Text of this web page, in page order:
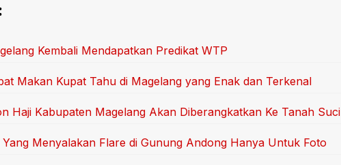
Kembali Mendapatkan Predikat WTP
Makan Kupat Tahu di Magelang yang Enak dan Terkenal
Haji Kabupaten Magelang Akan Diberangkatkan Ke Tanah Suci
Yang Menyalakan Flare di Gunung Andong Hanya Untuk Foto